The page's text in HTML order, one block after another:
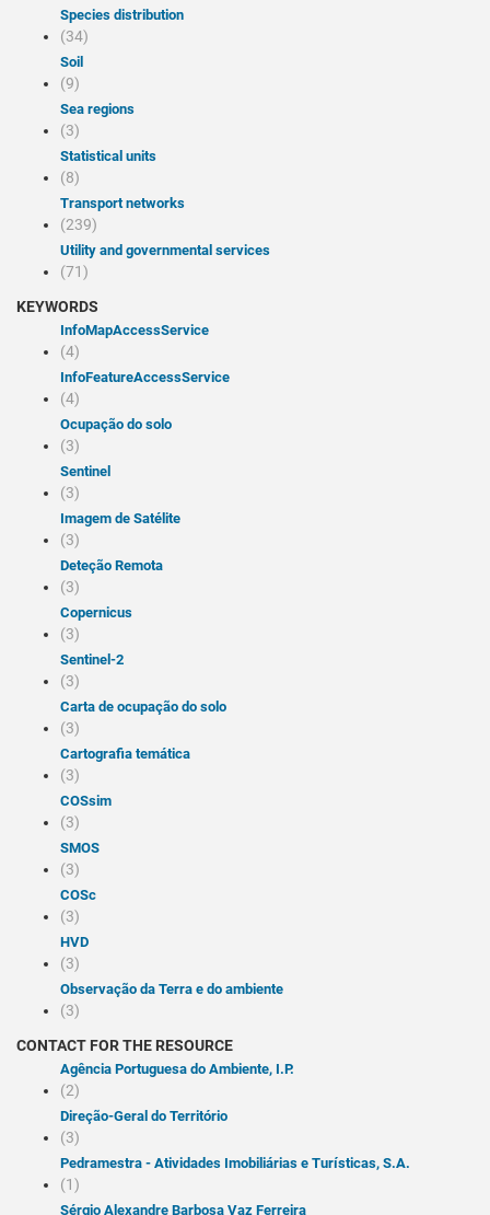
Species distribution
(34)
Soil
(9)
Sea regions
(3)
Statistical units
(8)
Transport networks
(239)
Utility and governmental services
(71)
KEYWORDS
infoMapAccessService
(4)
infoFeatureAccessService
(4)
Ocupação do solo
(3)
Sentinel
(3)
Imagem de Satélite
(3)
Deteção Remota
(3)
Copernicus
(3)
Sentinel-2
(3)
Carta de ocupação do solo
(3)
Cartografia temática
(3)
COSsim
(3)
SMOS
(3)
COSc
(3)
HVD
(3)
Observação da Terra e do ambiente
(3)
CONTACT FOR THE RESOURCE
Agência Portuguesa do Ambiente, I.P.
(2)
Direção-Geral do Território
(3)
Pedramestra - Atividades Imobiliárias e Turísticas, S.A.
(1)
Sérgio Alexandre Barbosa Vaz Ferreira